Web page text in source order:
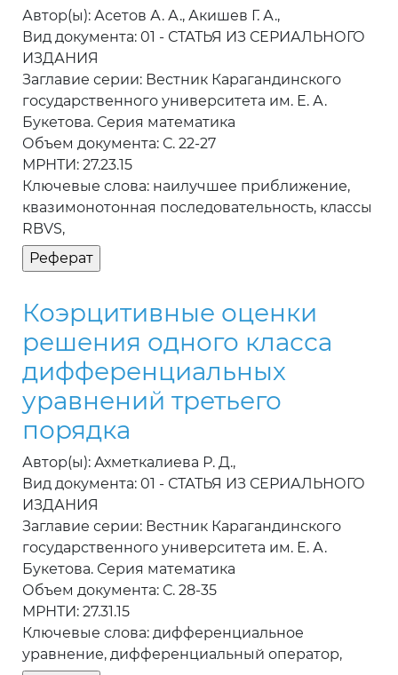
Автор(ы): Асетов А. А., Акишев Г. А.,
Вид документа: 01 - СТАТЬЯ ИЗ СЕРИАЛЬНОГО
ИЗДАНИЯ
Заглавие серии: Вестник Карагандинского
государственного университета им. Е. А.
Букетова. Серия математика
Объем документа: С. 22-27
МРНТИ: 27.23.15
Ключевые слова: наилучшее приближение,
квазимонотонная последовательность, классы
RBVS,
Коэрцитивные оценки
решения одного класса
дифференциальных
уравнений третьего
порядка
Автор(ы): Ахметкалиева Р. Д.,
Вид документа: 01 - СТАТЬЯ ИЗ СЕРИАЛЬНОГО
ИЗДАНИЯ
Заглавие серии: Вестник Карагандинского
государственного университета им. Е. А.
Букетова. Серия математика
Объем документа: С. 28-35
МРНТИ: 27.31.15
Ключевые слова: дифференциальное
уравнение, дифференциальный оператор,